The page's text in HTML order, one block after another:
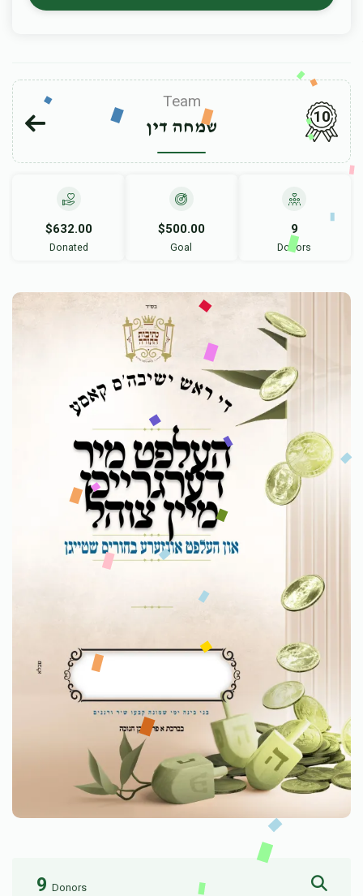
Team
שמחה דין
10
$632.00
Donated
$500.00
Goal
9
Donors
9 Donors